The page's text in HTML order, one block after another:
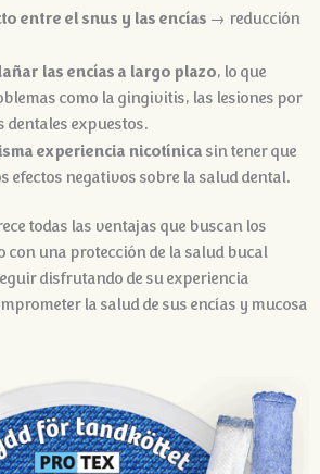
entre el snus y las encías → reducción
las encías a largo plazo, lo que
como la gingivitis, las lesiones por
dentales expuestos.
experiencia nicotínica sin tener que
efectos negativos sobre la salud dental.
todas las ventajas que buscan los
con una protección de la salud bucal
disfrutando de su experiencia
la salud de sus encías y mucosa